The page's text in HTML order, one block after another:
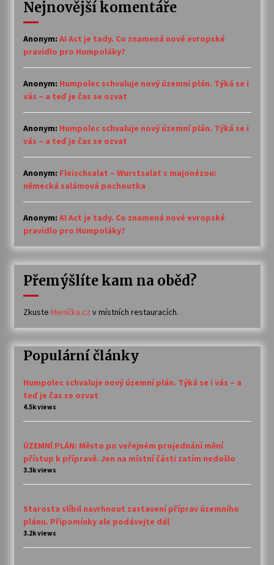
Nejnovější komentáře
Anonym: AI Act je tady. Co znamená nové evropské
pravidlo pro Humpoláky?
Anonym: Humpolec schvaluje nový územní plán. Týká se i
vás – a teď je čas se ozvat
Anonym: Humpolec schvaluje nový územní plán. Týká se i
vás – a teď je čas se ozvat
Anonym: Fleischsalat – Wurstsalat s majonézou:
německá salámová pochoutka
Anonym: AI Act je tady. Co znamená nové evropské
pravidlo pro Humpoláky?
Přemýšlíte kam na oběd?
Zkuste Meníčka.cz v místních restauracích.
Populární články
Humpolec schvaluje nový územní plán. Týká se i vás – a
teď je čas se ozvat
4.5k views
ÚZEMNÍ PLÁN: Město po veřejném projednání mění
přístup k přípravě. Jen na místní části zatím nedošlo
3.3k views
Starosta slíbil navrhnout zastavení příprav územního
plánu. Připomínky ale podávejte dál
3.2k views